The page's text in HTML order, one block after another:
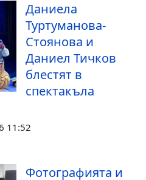
Даниела
Туртуманова-
Стоянова и
Даниел Тичков
блестят в
спектакъла
11:52
Фотографията и